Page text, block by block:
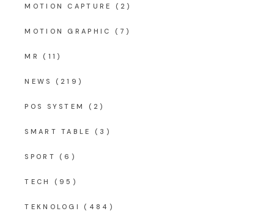
MOTION CAPTURE (2)
MOTION GRAPHIC (7)
MR (11)
NEWS (219)
POS SYSTEM (2)
SMART TABLE (3)
SPORT (6)
TECH (95)
TEKNOLOGI (484)